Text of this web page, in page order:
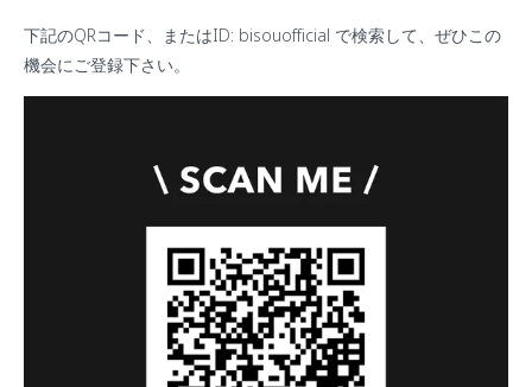
下記のQRコード、またはID: bisouofficial で検索して、ぜひこの
機会にご登録下さい。